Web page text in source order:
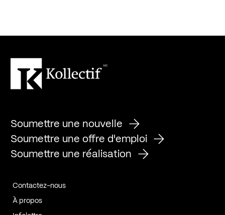
Soumettre une nouvelle
Soumettre une offre d'emploi
Soumettre une réalisation
Contactez-nous
À propos